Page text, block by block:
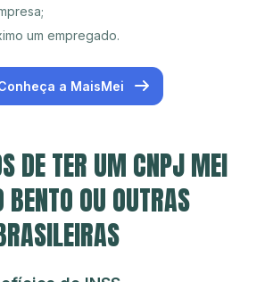
um empregado.
a MaisMei
DE TER UM CNPJ MEI
OU OUTRAS